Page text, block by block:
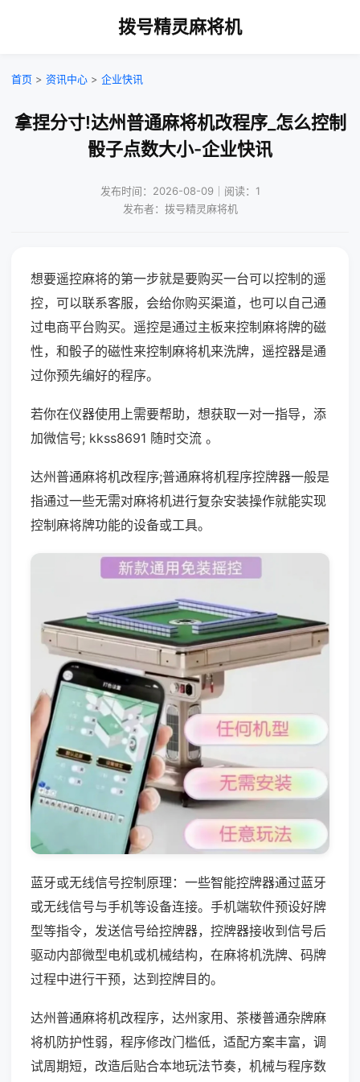
拨号精灵麻将机
首页 > 资讯中心 > 企业快讯
拿捏分寸!达州普通麻将机改程序_怎么控制
骰子点数大小-企业快讯
发布时间：2026-08-09｜阅读：1
发布者：拨号精灵麻将机
想要遥控麻将的第一步就是要购买一台可以控制的遥
控，可以联系客服，会给你购买渠道，也可以自己通
过电商平台购买。遥控是通过主板来控制麻将牌的磁
性，和骰子的磁性来控制麻将机来洗牌，遥控器是通
过你预先编好的程序。
若你在仪器使用上需要帮助，想获取一对一指导，添
加微信号; kkss8691 随时交流 。
达州普通麻将机改程序;普通麻将机程序控牌器一般是
指通过一些无需对麻将机进行复杂安装操作就能实现
控制麻将牌功能的设备或工具。
蓝牙或无线信号控制原理：一些智能控牌器通过蓝牙
或无线信号与手机等设备连接。手机端软件预设好牌
型等指令，发送信号给控牌器，控牌器接收到信号后
驱动内部微型电机或机械结构，在麻将机洗牌、码牌
过程中进行干预，达到控牌目的。
达州普通麻将机改程序，达州家用、茶楼普通杂牌麻
将机防护性弱，程序修改门槛低，适配方案丰富，调
试周期短，改造后贴合本地玩法节奏，机械与程序数